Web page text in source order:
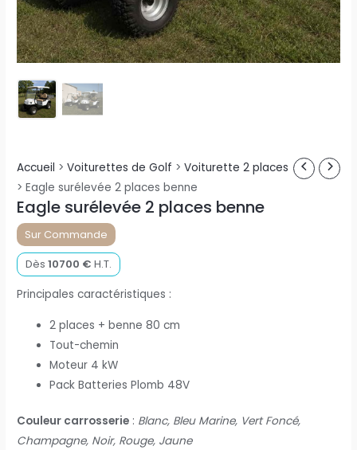
Accueil >Voiturettes de Golf >Voiturette 2 places
>Eagle surélevée 2 places benne
Eagle surélevée 2 places benne
Sur Commande
Dès10700 € H.T.
Principales caractéristiques :
2 places + benne 80 cm
Tout-chemin
Moteur 4 kW
Pack Batteries Plomb 48V
Couleur carrosserie : Blanc, Bleu Marine, Vert Foncé,
Champagne, Noir, Rouge, Jaune